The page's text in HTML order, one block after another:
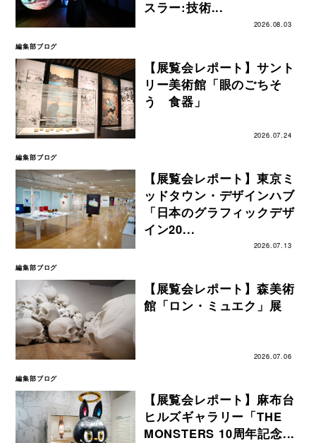
スラー:技術...
2026.08.03
編集部ブログ
【展覧会レポート】サント
リー美術館「眼のごちそ
う 食器」
2026.07.24
編集部ブログ
【展覧会レポート】東京ミ
ッドタウン・デザインハブ
「日本のグラフィックデザ
イン20...
2026.07.13
編集部ブログ
【展覧会レポート】森美術
館「ロン・ミュエク」展
2026.07.06
編集部ブログ
【展覧会レポート】麻布台
ヒルズギャラリー「THE
MONSTERS 10周年記念...